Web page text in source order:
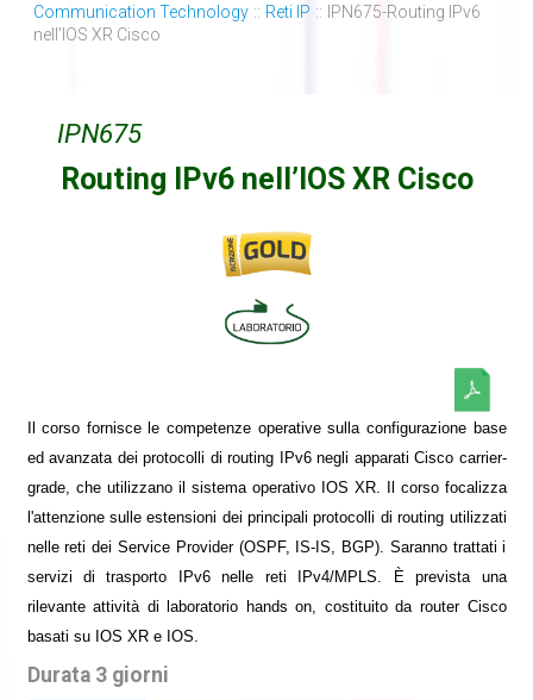
Communication Technology :: Reti IP ::
IPN675-Routing IPv6
nell’IOS XR Cisco
IPN675
Routing IPv6 nell’IOS XR Cisco
Il corso fornisce le competenze operative sulla configurazione base
ed avanzata dei protocolli di routing IPv6 negli apparati Cisco carrier-
grade, che utilizzano il sistema operativo IOS XR. Il corso focalizza
l'attenzione sulle estensioni dei principali protocolli di routing utilizzati
nelle reti dei Service Provider (OSPF, IS-IS, BGP). Saranno trattati i
servizi di trasporto IPv6 nelle reti IPv4/MPLS. È prevista una
rilevante attività di laboratorio hands on, costituito da router Cisco
basati su IOS XR e IOS.
Durata 3 giorni